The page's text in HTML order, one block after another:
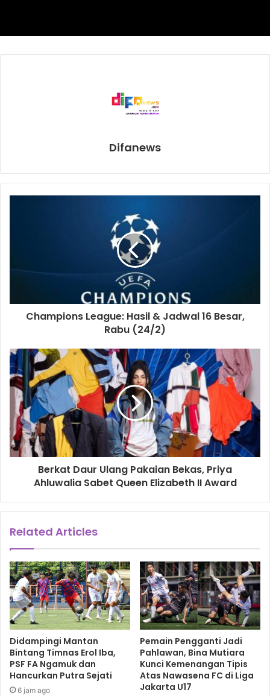
dengan penampilan Julio Cesar Martinez (17-1-0, 13 KO)
yang akan mempertahankan gelar kelas layang WBC
Di kelas berat, ada Zhang Zhilei (22-0-0, 17 KO) yang akan
avni yildirim canelo alvarez
Duel Tinju Dunia
Difanews
Champions League: Hasil & Jadwal 16 Besar,
Rabu (24/2)
Berkat Daur Ulang Pakaian Bekas, Priya
Ahluwalia Sabet Queen Elizabeth II Award
Related Articles
Didampingi Mantan
Bintang Timnas Erol Iba,
PSF FA Ngamuk dan
Hancurkan Putra Sejati
6 jam ago
Pemain Pengganti Jadi
Pahlawan, Bina Mutiara
Kunci Kemenangan Tipis
Atas Nawasena FC di Liga
Jakarta U17